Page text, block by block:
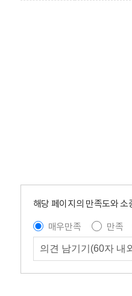
해당 페이지의 만족도와
매우만족
만족